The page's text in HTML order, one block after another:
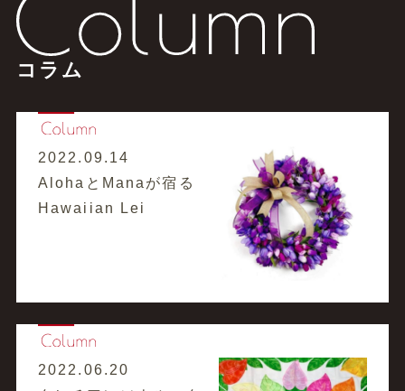
コラム
2022.09.14
AlohaとManaが宿る
Hawaiian Lei
2022.06.20